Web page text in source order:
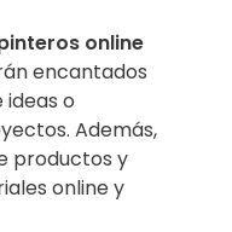
online
encantados
o
Además,
productos y
online y